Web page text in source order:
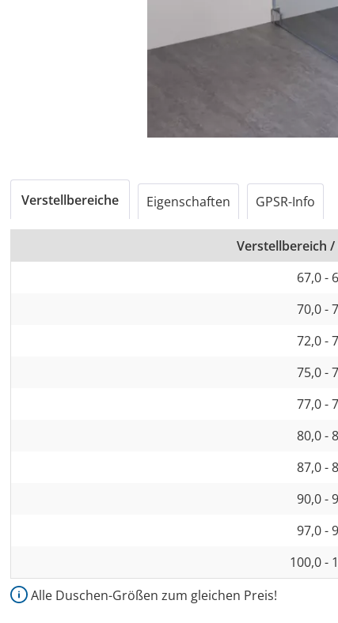
Verstellbereiche Eigenschaften GPSR-Info
Verstellbereich
67,0 -
70,0 -
72,0 -
75,0 -
77,0 -
80,0 -
87,0 -
90,0 -
97,0 -
100,0 -
Alle Duschen-Größen zum gleichen Preis!